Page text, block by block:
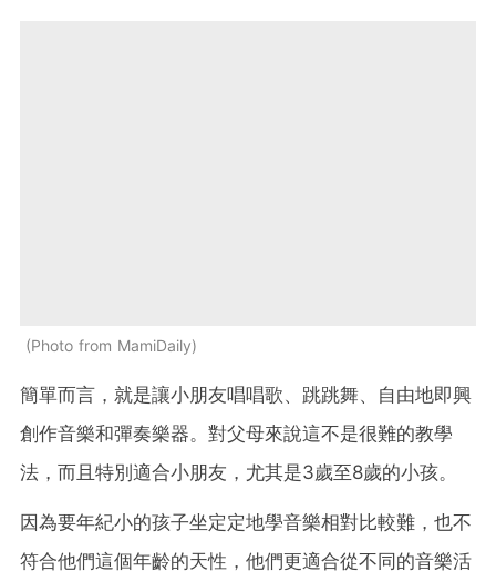
Photo from MamiDaily
簡單而言，就是讓小朋友唱唱歌、跳跳舞、自由地即興
創作音樂和彈奏樂器。對父母來說這不是很難的教學
法，而且特別適合小朋友，尤其是3歲至8歲的小孩。
因為要年紀小的孩子坐定定地學音樂相對比較難，也不
符合他們這個年齡的天性，他們更適合從不同的音樂活